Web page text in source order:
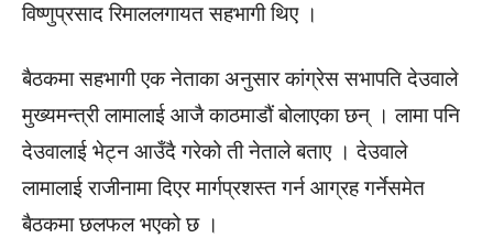
विष्णुप्रसाद रिमाललगायत सहभागी थिए ।
बैठकमा सहभागी एक नेताका अनुसार कांग्रेस सभापति देउवाले
मुख्यमन्त्री लामालाई आजै काठमाडौं बोलाएका छन् । लामा पनि
देउवालाई भेट्न आउँदै गरेको ती नेताले बताए । देउवाले
लामालाई राजीनामा दिएर मार्गप्रशस्त गर्न आग्रह गर्नेसमेत
बैठकमा छलफल भएको छ ।